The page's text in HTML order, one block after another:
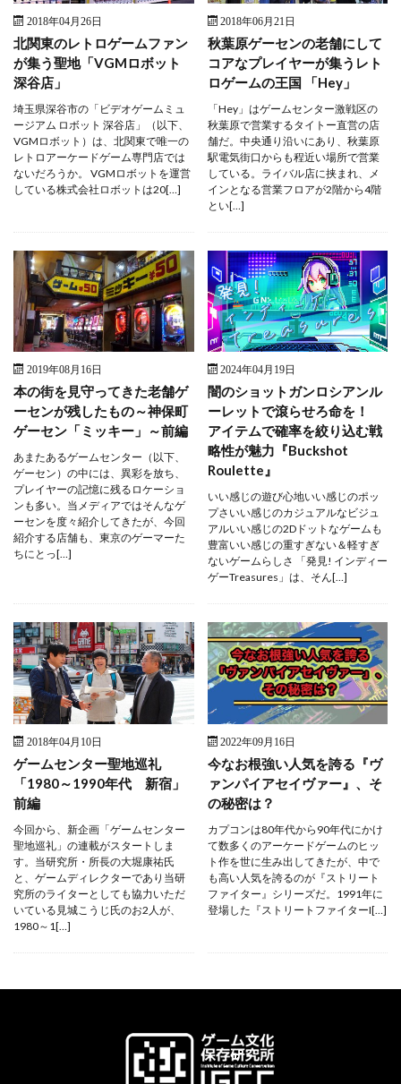
2018年04月26日
北関東のレトロゲームファン
が集う聖地「VGMロボット
深谷店」
埼玉県深谷市の「ビデオゲームミュ
ージアム ロボット 深谷店」（以下、
VGMロボット）は、北関東で唯一の
レトロアーケードゲーム専門店では
ないだろうか。 VGMロボットを運営
している株式会社ロボットは20[…]
2018年06月21日
秋葉原ゲーセンの老舗にして
コアなプレイヤーが集うレト
ロゲームの王国 「Hey」
「Hey」はゲームセンター激戦区の
秋葉原で営業するタイトー直営の店
舗だ。中央通り沿いにあり、秋葉原
駅電気街口からも程近い場所で営業
している。ライバル店に挟まれ、メ
インとなる営業フロアが2階から4階
とい[…]
2019年08月16日
本の街を見守ってきた老舗ゲ
ーセンが残したもの～神保町
ゲーセン「ミッキー」～前編
あまたあるゲームセンター（以下、
ゲーセン）の中には、異彩を放ち、
プレイヤーの記憶に残るロケーショ
ンも多い。当メディアではそんなゲ
ーセンを度々紹介してきたが、今回
紹介する店舗も、東京のゲーマーた
ちにとっ[…]
2024年04月19日
闇のショットガンロシアンル
ーレットで滾らせろ命を！
アイテムで確率を絞り込む戦
略性が魅力『Buckshot
Roulette』
いい感じの遊び心地いい感じのポッ
プさいい感じのカジュアルなビジュ
アルいい感じの2Dドットなゲームも
豊富いい感じの重すぎない＆軽すぎ
ないゲームらしさ 「発見! インディー
ゲーTreasures」は、そん[…]
2018年04月10日
ゲームセンター聖地巡礼
「1980～1990年代 新宿」
前編
今回から、新企画「ゲームセンター
聖地巡礼」の連載がスタートしま
す。当研究所・所長の大堀康祐氏
と、ゲームディレクターであり当研
究所のライターとしても協力いただ
いている見城こうじ氏のお2人が、
1980～1[…]
2022年09月16日
今なお根強い人気を誇る『ヴ
ァンパイアセイヴァー』、そ
の秘密は？
カプコンは80年代から90年代にかけ
て数多くのアーケードゲームのヒッ
ト作を世に生み出してきたが、中で
も高い人気を誇るのが『ストリート
ファイター』シリーズだ。1991年に
登場した『ストリートファイターI[…]